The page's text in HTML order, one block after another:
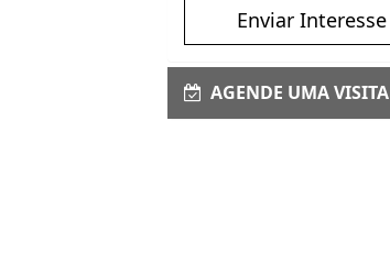
Enviar Interesse
AGENDE UMA VISITA